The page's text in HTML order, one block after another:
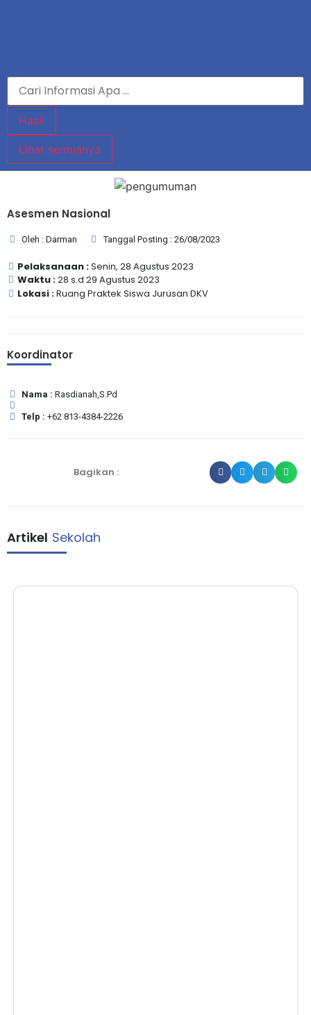
Hasil
Lihat semuanya
Asesmen Nasional
Oleh : Darman Tanggal Posting : 26/08/2023
Pelaksanaan :Senin, 28 Agustus 2023
Waktu :28 s.d 29 Agustus 2023
Lokasi :Ruang Praktek Siswa Jurusan DKV
Koordinator
Nama : Rasdianah,S.Pd
Telp : +62 813-4384-2226
Bagikan :
Artikel Sekolah